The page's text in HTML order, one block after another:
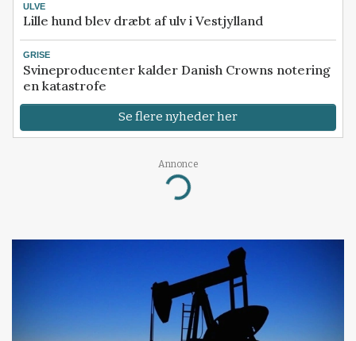
ULVE
Lille hund blev dræbt af ulv i Vestjylland
GRISE
Svineproducenter kalder Danish Crowns notering
en katastrofe
Se flere nyheder her
Annonce
Loading...